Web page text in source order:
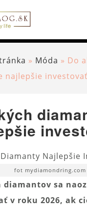
» Móda » Do
najlepšie
fot mydiamondring.com
diamantov sa
v roku 2026, ak